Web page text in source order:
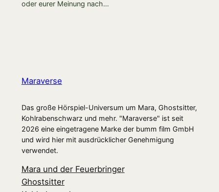
oder eurer Meinung nach…
Maraverse
Das große Hörspiel-Universum um Mara, Ghostsitter,
Kohlrabenschwarz und mehr. "Maraverse" ist seit
2026 eine eingetragene Marke der bumm film GmbH
und wird hier mit ausdrücklicher Genehmigung
verwendet.
Mara und der Feuerbringer
Ghostsitter